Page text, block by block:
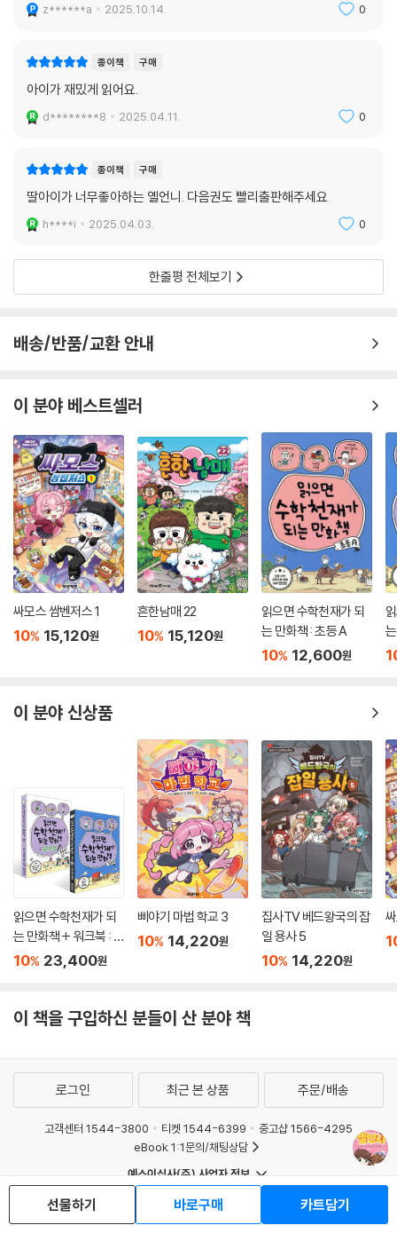
z******a 2025.10.14. 0
종이책 구매
아이가 재밌게 읽어요.
d********8 2025.04.11. 0
종이책 구매
딸아이가 너무좋아하는 옐언니. 다음권도 빨리출판해주세요
h****i 2025.04.03. 0
한줄평 전체보기
배송/반품/교환 안내
이 분야 베스트셀러
싸모스 쌈벤저스 1
10% 15,120원
흔한남매 22
10% 15,120원
읽으면 수학천재가 되
는 만화책 : 초등 A
10% 12,600원
이 분야 신상품
읽으면 수학천재가 되
는 만화책 + 워크북 : 초
등 B 세트
10% 23,400원
삐야기 마법 학교 3
10% 14,220원
집사TV 베드왕국의 잡
일 용사 5
10% 14,220원
이 책을 구입하신 분들이 산 분야 책
선물하기 바로구매 카트담기
로그인 최근 본 상품 주문/배송
고객센터 1544-3800 티켓 1544-6399
중고샵 1566-4295
eBook 1:1문의/채팅상담
예스이십사(주) 사업자 정보
이용약관
개인정보처리방침
청소년보호정책